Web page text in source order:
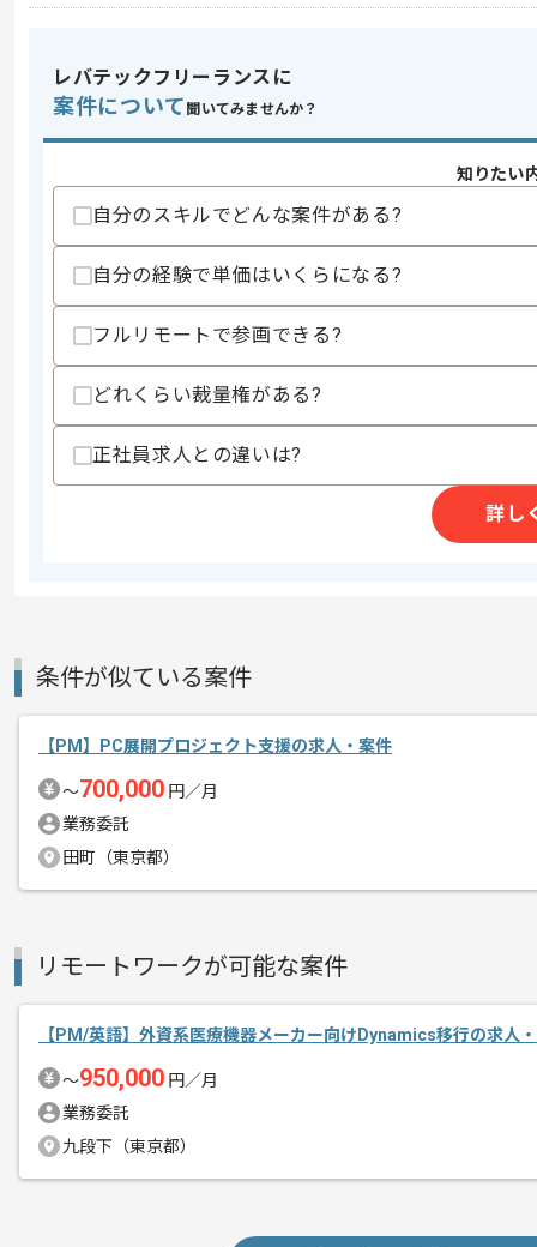
この案件のポイント
業務内容
特徴
スキル
求めるスキル
・コンサルティングファーム出身(マネ
・大規模プロジェクトの管理経験
・システム導入プロジェクトの経験
・英語の実務経験
歓迎スキル
・ECサイトの開発または運用保守プロ
・グローバルプロジェクトへの参画経験
スキルに不安がある方へ
エージェントからのコ
メント
レバテックでの実績がある企業の案件で
ご経験と実績に応じて別案件のご提案
経験豊富なメンバーと成長が出来る環境
レバテックフリーランスに
案件について 聞いてみませんか？
知りたい
自分のスキルでどんな案件がある?
自分の経験で単価はいくらになる?
フルリモートで参画できる?
どれくらい裁量権がある?
正社員求人との違いは?
詳し
条件が似ている案件
【PM】PC展開プロジェクト支援の求人・案件
〜700,000 円／月
業務委託
田町（東京都）
リモートワークが可能な案件
【PM/英語】外資系医療機器メーカー向けDynamics移行の求人
〜950,000 円／月
業務委託
九段下（東京都）